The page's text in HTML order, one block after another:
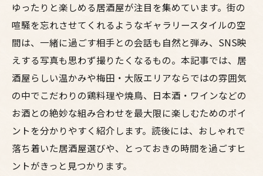
ゆったりと楽しめる居酒屋が注目を集めています。街の
喧騒を忘れさせてくれるようなギャラリースタイルの空
間は、一緒に過ごす相手との会話も自然と弾み、SNS映
えする写真も思わず撮りたくなるもの。本記事では、居
酒屋らしい温かみや梅田・大阪エリアならではの雰囲気
の中でこだわりの鶏料理や焼鳥、日本酒・ワインなどの
お酒との絶妙な組み合わせを最大限に楽しむためのポイ
ントを分かりやすく紹介します。読後には、おしゃれで
落ち着いた居酒屋選びや、とっておきの時間を過ごすヒ
ントがきっと見つかります。